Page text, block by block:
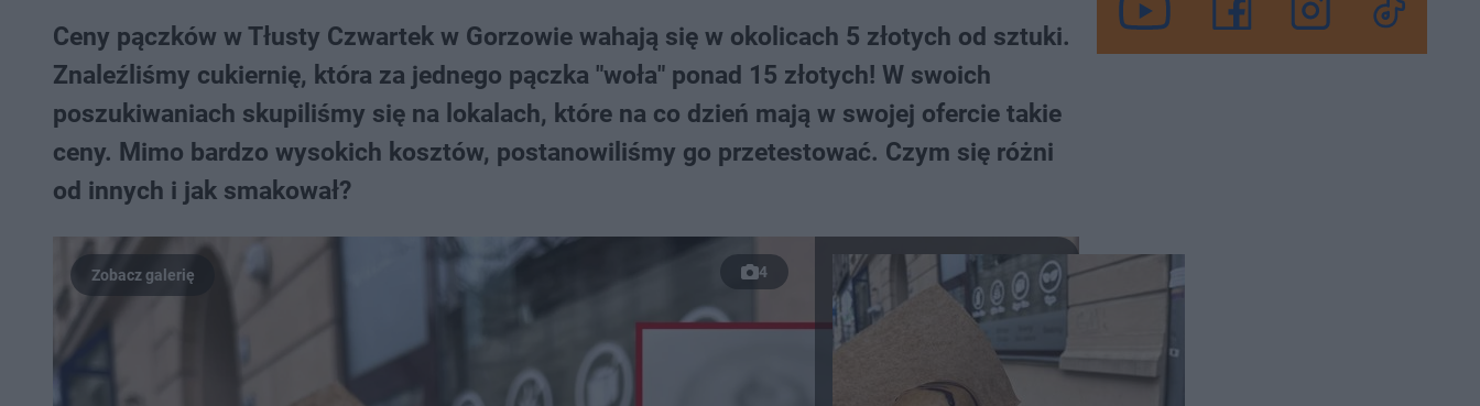
Ceny pączków w Tłusty Czwartek w Gorzowie wahają się w okolicach 5 złotych od sztuki.
Znaleźliśmy cukiernię, która za jednego pączka "woła" ponad 15 złotych! W swoich
poszukiwaniach skupiliśmy się na lokalach, które na co dzień mają w swojej ofercie takie
ceny. Mimo bardzo wysokich kosztów, postanowiliśmy go przetestować. Czym się różni
od innych i jak smakował?
4